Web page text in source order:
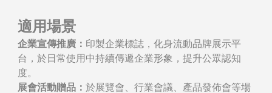
適用場景
企業宣傳推廣： 印製企業標誌，化身流動品牌展示平
台，於日常使用中持續傳遞企業形象，提升公眾認知
度。
展會活動贈品： 於展覽會、行業會議、產品發佈會等場